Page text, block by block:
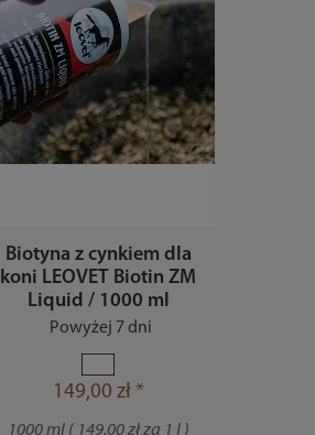
Biotyna z cynkiem dla
koni LEOVET Biotin ZM
Liquid / 1000 ml
Powyżej 7 dni
149,00 zł *
1000 ml ( 149,00 zł za 1 l )